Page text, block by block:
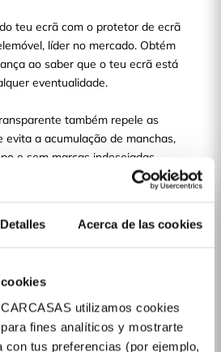
Detalles Acerca de las cookies
utilizamos cookies
fines analíticos y mostrarte
con tus preferencias (por ejemplo,
teu ecrã com o protetor de ecrã
líder no mercado. Obtém
ao saber que o teu ecrã está
eventualidade.
também repele as
evita a acumulação de manchas,
e sem marcas indesejadas.
ecrã transparente e protege o teu
de telemóvel e